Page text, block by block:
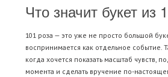
Что значит букет из
101 роза — это уже не просто большой
воспринимается как отдельное событие.
когда хочется показать масштаб чувств,
момента и сделать вручение по-